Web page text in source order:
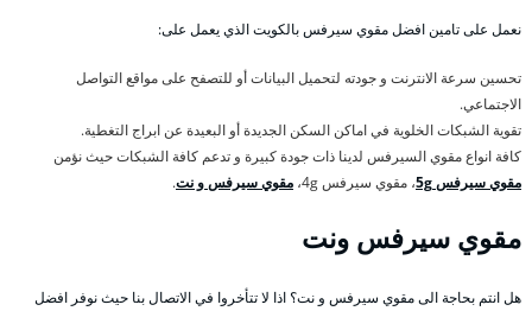
نعمل على تامين افضل مقوي سيرفس بالكويت الذي يعمل على:
تحسين سرعة الانترنت و جودته لتحميل البيانات أو للتصفح على مواقع التواصل
الاجتماعي.
تقوية الشبكات الخلوية في اماكن السكن الجديدة أو البعيدة عن ابراج التغطية.
كافة انواع مقوي السيرفس لدينا ذات جودة كبيرة و تدعم كافة الشبكات حيث نؤمن
مقوي سيرفس 5g
، مقوي سيرفس 4g، مقوي سيرفس و نت.
مقوي سيرفس ونت
هل انتم بحاجة الى مقوي سيرفس و نت؟ اذا لا تتأخروا في الاتصال بنا حيث نوفر افضل